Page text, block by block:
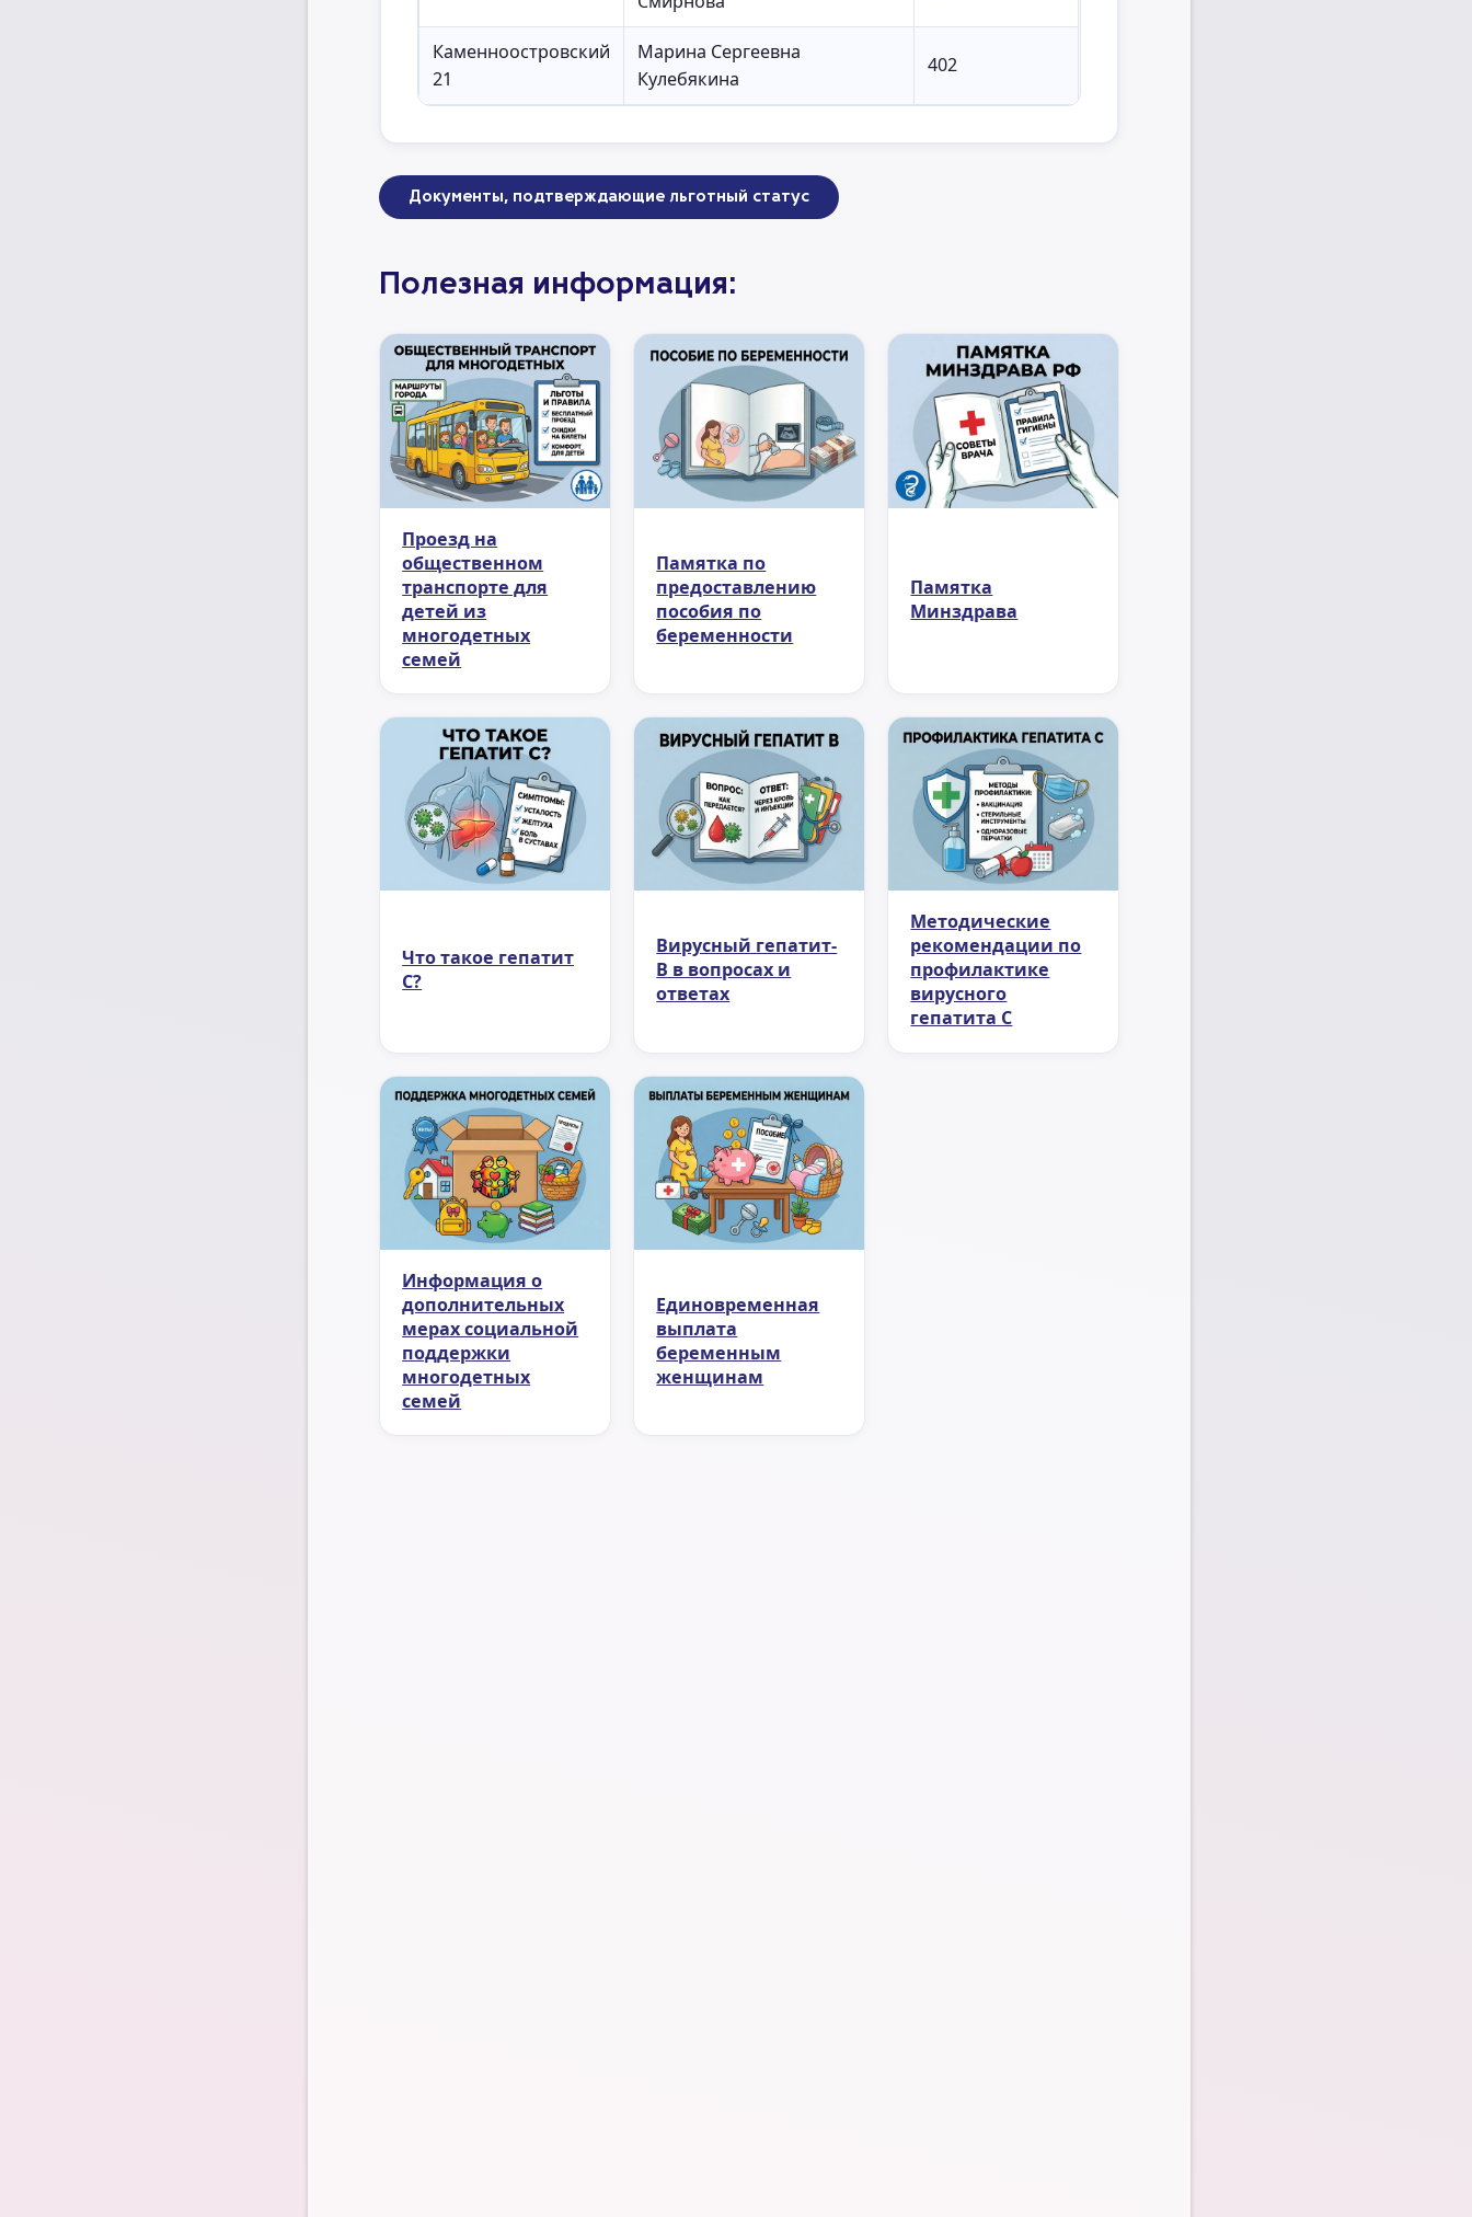
Каменноостровский
21
Марина Сергеевна
Кулебякина
402
Документы, подтверждающие льготный статус
Полезная информация:
Проезд на
общественном
транспорте для
детей из
многодетных
семей
Памятка по
предоставлению
пособия по
беременности
Памятка
Минздрава
Что такое гепатит
С?
Вирусный гепатит-
В в вопросах и
ответах
Методические
рекомендации по
профилактике
вирусного
гепатита С
Информация о
дополнительных
мерах социальной
поддержки
многодетных
семей
Единовременная
выплата
беременным
женщинам